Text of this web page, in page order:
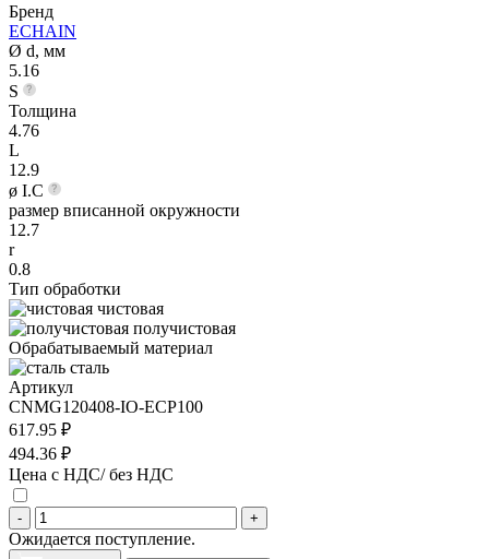
Бренд
ECHAIN
Ø d, мм
5.16
S
Толщина
4.76
L
12.9
ø I.C
размер вписанной окружности
12.7
r
0.8
Тип обработки
чистовая
получистовая
Обрабатываемый материал
сталь
Артикул
CNMG120408-IO-ECP100
617.95 ₽
494.36 ₽
Цена с НДС/ без НДС
- +
Ожидается поступление.